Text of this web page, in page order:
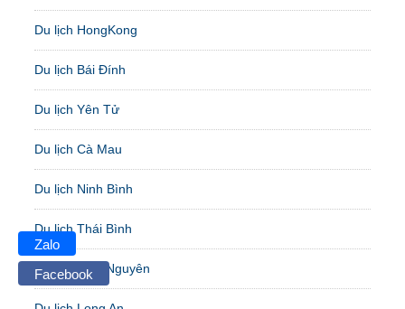
Du lịch HongKong
Du lịch Bái Đính
Du lịch Yên Tử
Du lịch Cà Mau
Du lịch Ninh Bình
Du lịch Thái Bình
Du lịch Thái Nguyên
Zalo
Facebook